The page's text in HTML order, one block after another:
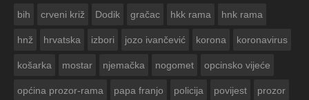
bih crveni križ Dodik gračac hkk rama hnk rama
hnž hrvatska izbori jozo ivančević korona koronavirus
košarka mostar njemačka nogomet opcinsko vijeće
općina prozor-rama papa franjo policija povijest prozor